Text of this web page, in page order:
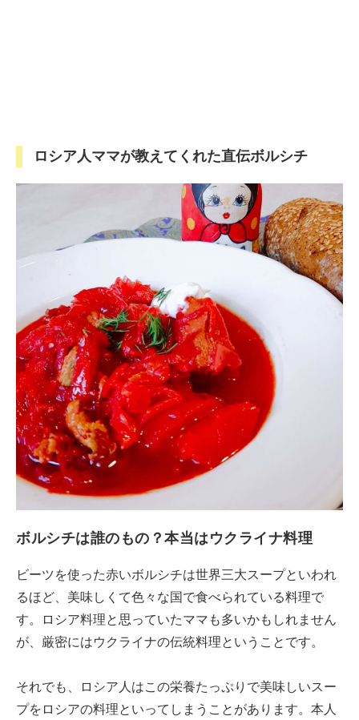
ロシア人ママが教えてくれた直伝ボルシチ
ボルシチは誰のもの？本当はウクライナ料理
ビーツを使った赤いボルシチは世界三大スープといわれ
るほど、美味しくて色々な国で食べられている料理で
す。ロシア料理と思っていたママも多いかもしれません
が、厳密にはウクライナの伝統料理ということです。
それでも、ロシア人はこの栄養たっぷりで美味しいスー
プをロシアの料理といってしまうことがあります。本人